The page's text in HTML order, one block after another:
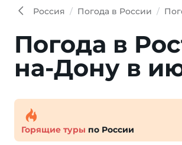
Россия Погода в России
Погода в
на-Дону в
Горящие туры по России